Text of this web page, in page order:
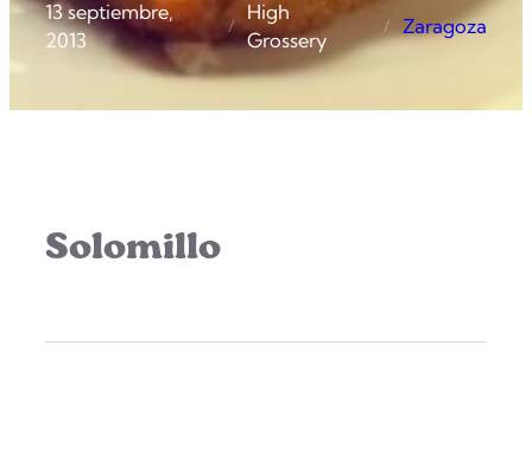
13 septiembre,
2013
/
High
Grossery
/ Zaragoza
Solomillo